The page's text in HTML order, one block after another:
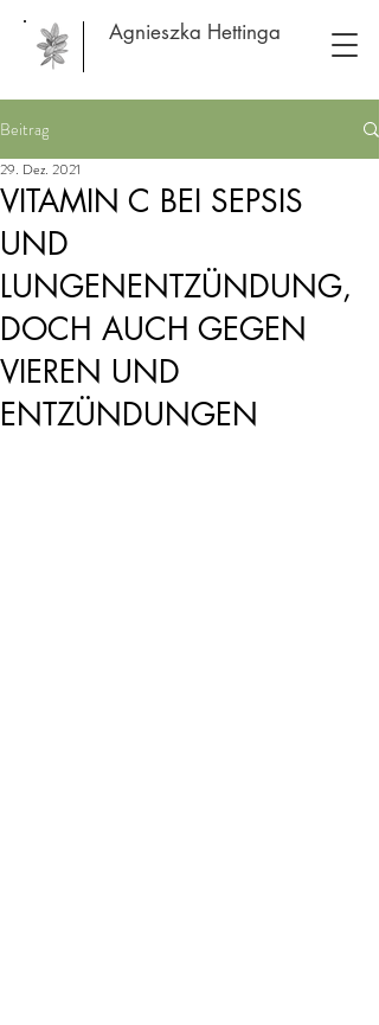
Agnieszka Hettinga
Beitrag
VITAMIN C BEI SEPSIS
UND
LUNGENENTZÜNDUNG,
DOCH AUCH GEGEN
VIEREN UND
ENTZÜNDUNGEN
29. Dez. 2021